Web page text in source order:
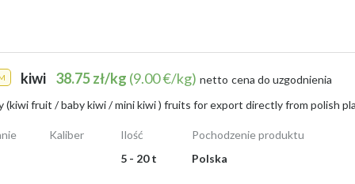
krótszy, blogowy fragmentalbotekst zoptymalizowany pod SEO
na lekkie przekąski czy zdrowe koktajle. Dysponuję różnymi
kiwi 38.75 zł/kg (9.00 €/kg) netto cena do uzgodnienia
Kaliber
Ilość
5 - 20 t
Pochodzenie produktu
Polska